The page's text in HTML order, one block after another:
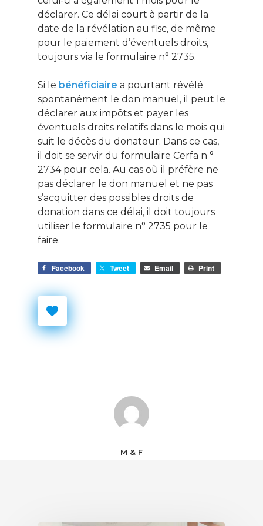
déclarer. Ce délai court à partir de la
date de la révélation au fisc, de même
pour le paiement d’éventuels droits,
toujours via le formulaire n° 2735.
Si le bénéficiaire a pourtant révélé
spontanément le don manuel, il peut le
déclarer aux impôts et payer les
éventuels droits relatifs dans le mois qui
suit le décès du donateur. Dans ce cas,
il doit se servir du formulaire Cerfa n °
2734 pour cela. Au cas où il préfère ne
pas déclarer le don manuel et ne pas
s’acquitter des possibles droits de
donation dans ce délai, il doit toujours
utiliser le formulaire n° 2735 pour le
faire.
Facebook Tweet Email Print
M & F